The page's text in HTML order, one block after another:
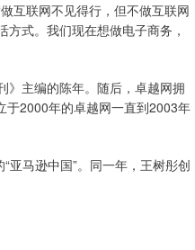
互联网不见得行，但不做互联网
式。我们现在想做电子商务，
主编的陈年。随后，卓越网拥
于2000年的卓越网一直到2003年
马逊中国”。同一年，王树彤创